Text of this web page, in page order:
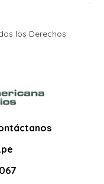
los Derechos